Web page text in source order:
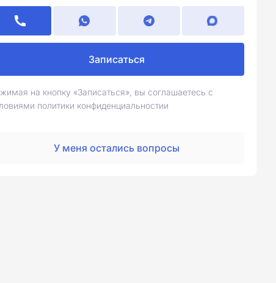
Записаться
на кнопку «Записаться», вы соглашаетесь с
политики конфиденциальностии
У меня остались вопросы